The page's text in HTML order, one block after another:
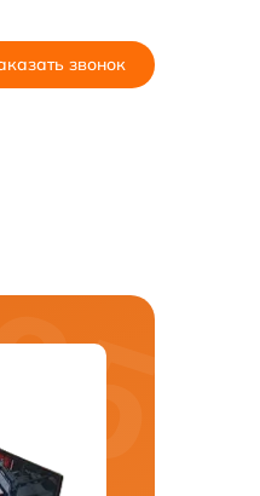
звонок